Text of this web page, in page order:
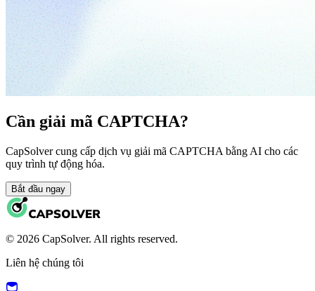
Cần giải mã CAPTCHA?
CapSolver cung cấp dịch vụ giải mã CAPTCHA bằng AI cho các
quy trình tự động hóa.
Bắt đầu ngay
© 2026 CapSolver. All rights reserved.
Liên hệ chúng tôi